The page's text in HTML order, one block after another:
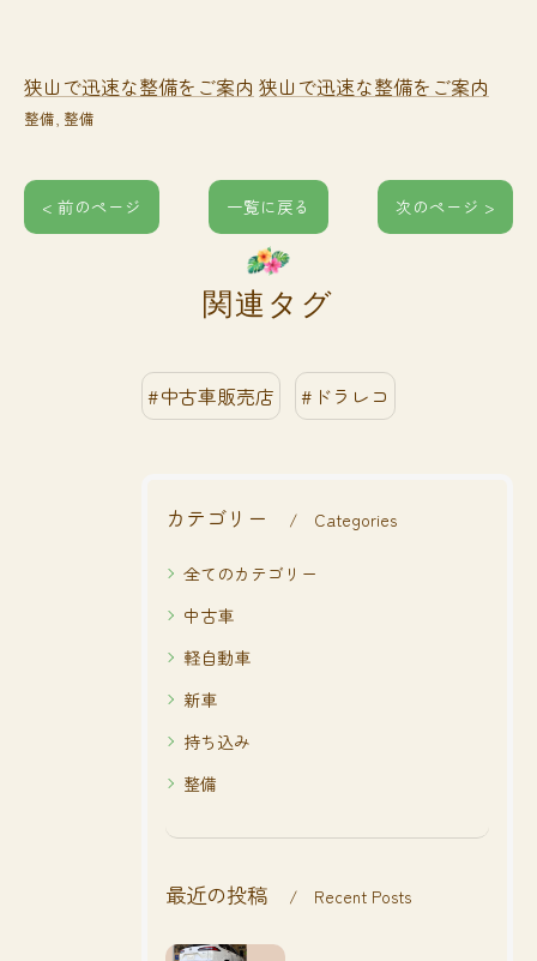
狭山で迅速な整備をご案内 狭山で迅速な整備をご案内
整備 整備
< 前のページ 一覧に戻る 次のページ >
関連タグ
#中古車販売店 #ドラレコ
カテゴリー Categories
全てのカテゴリー
中古車
軽自動車
新車
持ち込み
整備
最近の投稿 Recent Posts